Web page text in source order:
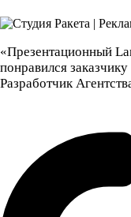
«Презентационный
понравился
Разработчик